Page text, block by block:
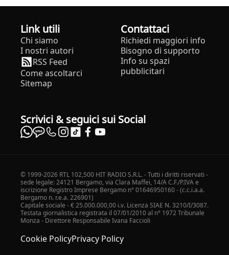
Link utili
Chi siamo
I nostri autori
RSS Feed
Come ascoltarci
Sitemap
Contattaci
Richiedi maggiori info
Bisogno di supporto
Info su spazi
pubblicitari
Scrivici & seguici sui Social
© 1999-2026 RTL 102,500 HIT RADIO S.R.L. - Tutti i diritti riservati -
sede legale: 24121 Bergamo, via Clara Maffei, 14/A C.F./P.IVA e
iscrizione Registro Imprese Bergamo n° 01646950160 - (c.c.i.a.a.
Bergamo n. r.e.a. 226901)
Capitale sociale - € 25.000.000,00 i.v. Licenza SIAE N. 3210/I/3087.
Testata giornalistica registrata il 07/01/2010 al n° 1972 Tribunale
Monza - Direttore Responsabile Ivana Faccioli
Cookie PolicyPrivacy Policy